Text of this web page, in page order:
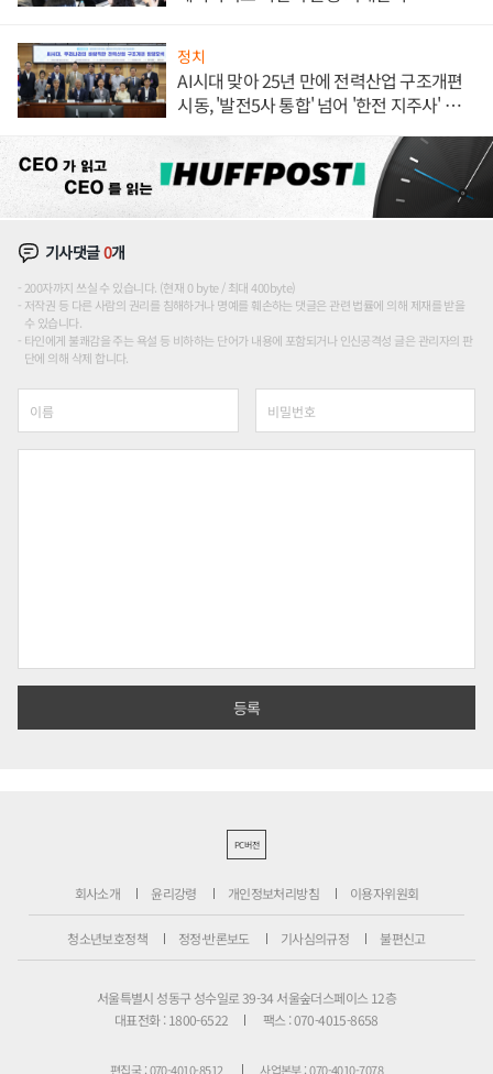
정치
AI시대 맞아 25년 만에 전력산업 구조개편
시동, '발전5사 통합' 넘어 '한전 지주사' 재편
기사댓글0개
200자까지 쓰실 수 있습니다. (현재 0 byte / 최대 400byte)
저작권 등 다른 사람의 권리를 침해하거나 명예를 훼손하는 댓글은 관련 법률에 의해 제재를 받을
수 있습니다.
타인에게 불쾌감을 주는 욕설 등 비하하는 단어가 내용에 포함되거나 인신공격성 글은 관리자의 판
단에 의해 삭제 합니다.
PC버전
회사소개 윤리강령 개인정보처리방침 이용자위원회
청소년보호정책 정정·반론보도 기사심의규정 불편신고
서울특별시 성동구 성수일로 39-34 서울숲더스페이스 12층
대표전화 : 1800-6522
팩스 : 070-4015-8658
편집국 : 070-4010-8512 사업본부 : 070-4010-7078